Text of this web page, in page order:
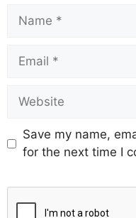
Save my name,
for the next time I